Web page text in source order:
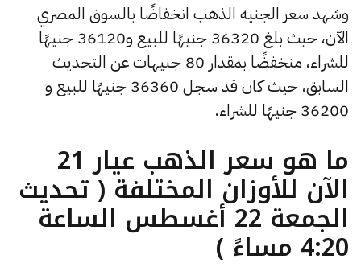
وشهد سعر الجنيه الذهب انخفاضًا بالسوق المصري
الآن، حيث بلغ 36320 جنيهًا للبيع و36120 جنيهًا
للشراء، منخفضًا بمقدار 80 جنيهات عن التحديث
السابق، حيث كان قد سجل 36360 جنيهًا للبيع و
36200 جنيهًا للشراء.
ما هو سعر الذهب عيار 21
الآن للأوزان المختلفة ( تحديث
الجمعة 22 أغسطس الساعة
4:20 مساءً )